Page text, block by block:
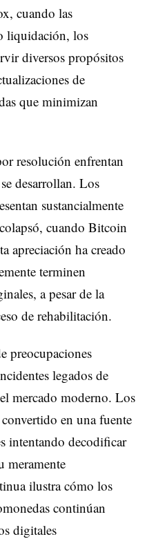
cuando las
liquidación, los
diversos propósitos
de
que minimizan
resolución enfrentan
desarrollan. Los
sustancialmente
cuando Bitcoin
apreciación ha creado
terminen
a pesar de la
de rehabilitación.
preocupaciones
legados de
mercado moderno. Los
en una fuente
intentando decodificar
meramente
ilustra cómo los
continúan
digitales